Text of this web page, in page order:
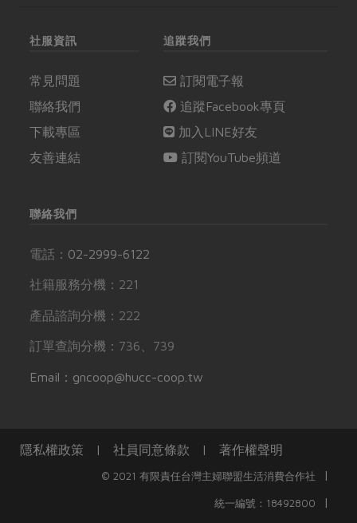
社服資訊
常見問題
聯絡我們
下載專區
友善連結
追蹤我們
訂閱電子報
追蹤Facebook專頁
加入LINE好友
訂閱YouTube頻道
聯絡我們
電話： 02-2999-6122
社籍服務分機：221
產品諮詢分機：222
訂單查詢分機：736、739
Email：gncoop@hucc-coop.tw
隱私權政策 | 社員同意條款 | 著作權聲明
© 2021 有限責任台灣主婦聯盟生活消費合作社 |
統一編號：18492800
|